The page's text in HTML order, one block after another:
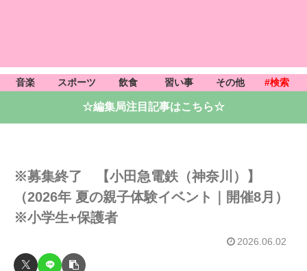
音楽 スポーツ 飲食 習い事 その他 #検索
☆編集局注目記事はこちら☆
※募集終了 【小田急電鉄（神奈川）】
（2026年 夏の親子体験イベント｜開催8月）
※小学生+保護者
2026.06.02